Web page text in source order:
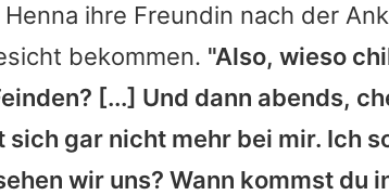
Nutzungsbedingungen
Henna ihre Freundin nach der
bekommen. "Also, wieso
[...] Und dann abends,
sich gar nicht mehr bei mir. Ich
wir uns? Wann kommst du